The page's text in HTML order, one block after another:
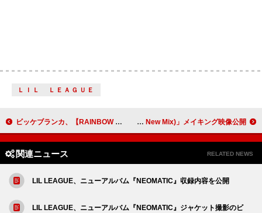
ＬＩＬ ＬＥＡＧＵＥ
ビッケブランカ、【RAINBOW ROAD -透-】対バンアーティストがChilli Beans.／Novel Coreに決定 LOVE PSYCHEDELICO、25周年記念AL収録曲「Your Song (Naked New Mix)」メイキング映像公開
関連ニュース RELATED NEWS
LIL LEAGUE、ニューアルバム『NEOMATIC』収録内容を公開
LIL LEAGUE、ニューアルバム『NEOMATIC』ジャケット撮影のビ